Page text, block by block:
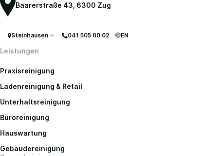
Baarerstraße 43, 6300 Zug
Steinhausen 041 505 00 02 EN
Leistungen
Praxisreinigung
Ladenreinigung & Retail
Unterhaltsreinigung
Büroreinigung
Hauswartung
Gebäudereinigung